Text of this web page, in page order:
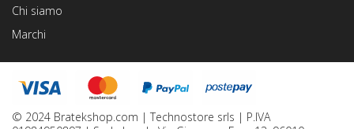
Chi siamo
Marchi
© 2024 Bratekshop.com | Technostore srls | P.IVA